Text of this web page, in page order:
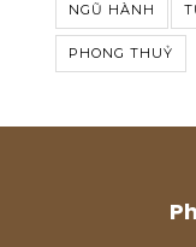
NGŨ HÀNH
PHONG THUỶ